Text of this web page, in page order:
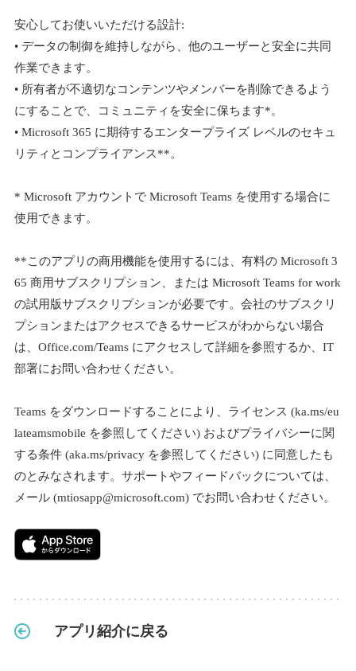
安心してお使いいただける設計:
• データの制御を維持しながら、他のユーザーと安全に共同
作業できます。
• 所有者が不適切なコンテンツやメンバーを削除できるよう
にすることで、コミュニティを安全に保ちます*。
• Microsoft 365 に期待するエンタープライズ レベルのセキュ
リティとコンプライアンス**。
* Microsoft アカウントで Microsoft Teams を使用する場合に
使用できます。
**このアプリの商用機能を使用するには、有料の Microsoft 3
65 商用サブスクリプション、または Microsoft Teams for work
の試用版サブスクリプションが必要です。会社のサブスクリ
プションまたはアクセスできるサービスがわからない場合
は、Office.com/Teams にアクセスして詳細を参照するか、IT
部署にお問い合わせください。
Teams をダウンロードすることにより、ライセンス (ka.ms/eu
lateamsmobile を参照してください) およびプライバシーに関
する条件 (aka.ms/privacy を参照してください) に同意したも
のとみなされます。サポートやフィードバックについては、
メール (mtiosapp@microsoft.com) でお問い合わせください。
アプリ紹介に戻る